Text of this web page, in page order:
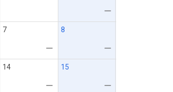
ー
7
ー
8
ー
14
ー
15
ー